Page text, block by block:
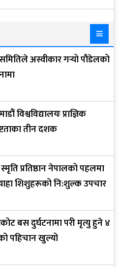
अस्वीकार गर्‍यो पौडेलको
विश्वविद्यालयः प्राज्ञिक
तीन दशक
प्रतिष्ठान नेपालको पहलमा
शिशुहरूको नि:शुल्क उपचार
बस दुर्घटनामा परी मृत्यु हुने ४
पहिचान खुल्यो